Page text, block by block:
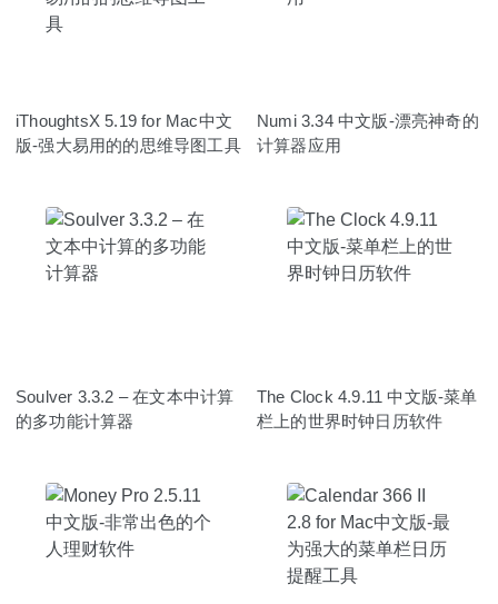
iThoughtsX 5.19 for Mac中文
版-强大易用的的思维导图工具
Numi 3.34 中文版-漂亮神奇的
计算器应用
Soulver 3.3.2 – 在文本中计算
的多功能计算器
The Clock 4.9.11 中文版-菜单
栏上的世界时钟日历软件